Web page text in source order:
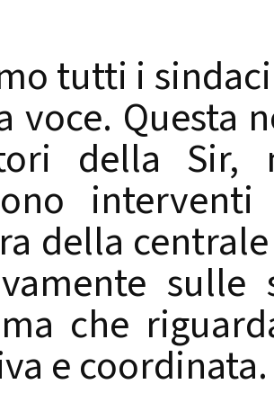
tutti i
voce. Questa
della
della
che
e coordinata.